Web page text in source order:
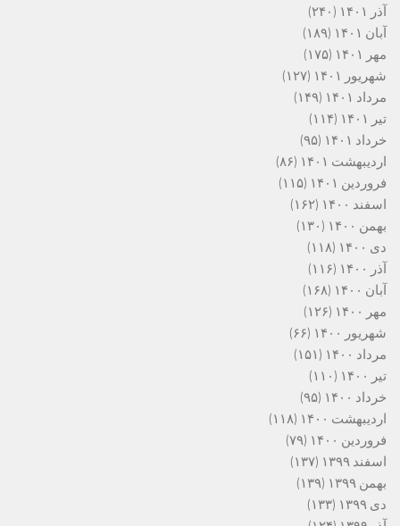
آذر ۱۴۰۱
(۲۴۰)
آبان ۱۴۰۱
(۱۸۹)
مهر ۱۴۰۱
(۱۷۵)
شهریور ۱۴۰۱
(۱۲۷)
مرداد ۱۴۰۱
(۱۴۹)
تیر ۱۴۰۱
(۱۱۴)
خرداد ۱۴۰۱
(۹۵)
اردیبهشت ۱۴۰۱
(۸۶)
فروردین ۱۴۰۱
(۱۱۵)
اسفند ۱۴۰۰
(۱۶۲)
بهمن ۱۴۰۰
(۱۳۰)
دی ۱۴۰۰
(۱۱۸)
آذر ۱۴۰۰
(۱۱۶)
آبان ۱۴۰۰
(۱۶۸)
مهر ۱۴۰۰
(۱۲۶)
شهریور ۱۴۰۰
(۶۶)
مرداد ۱۴۰۰
(۱۵۱)
تیر ۱۴۰۰
(۱۱۰)
خرداد ۱۴۰۰
(۹۵)
اردیبهشت ۱۴۰۰
(۱۱۸)
فروردین ۱۴۰۰
(۷۹)
اسفند ۱۳۹۹
(۱۳۷)
بهمن ۱۳۹۹
(۱۳۹)
دی ۱۳۹۹
(۱۳۳)